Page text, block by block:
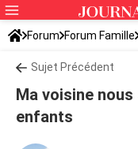
Forum Forum Famille
Sujet Précédent
Ma voisine
enfants